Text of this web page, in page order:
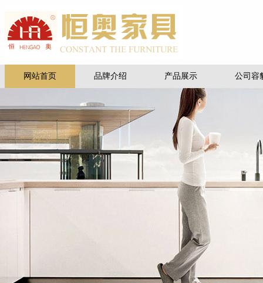
网站首页 品牌介绍 产品展示 公司容